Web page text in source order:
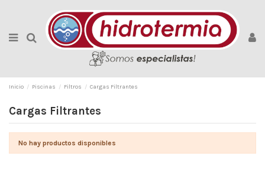
Inicio Piscinas Filtros Cargas Filtrantes
Cargas Filtrantes
No hay productos disponibles